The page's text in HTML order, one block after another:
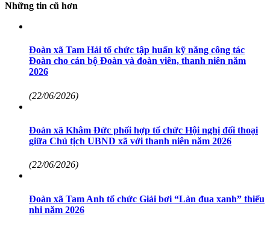
Những tin cũ hơn
Đoàn xã Tam Hải tổ chức tập huấn kỹ năng công tác
Đoàn cho cán bộ Đoàn và đoàn viên, thanh niên năm
2026
(22/06/2026)
Đoàn xã Khâm Đức phối hợp tổ chức Hội nghị đối thoại
giữa Chủ tịch UBND xã với thanh niên năm 2026
(22/06/2026)
Đoàn xã Tam Anh tổ chức Giải bơi “Làn đua xanh” thiếu
nhi năm 2026